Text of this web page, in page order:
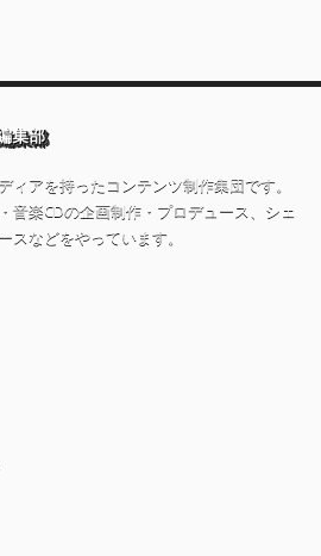
集部
ィアを持ったコンテンツ制作集団です。
音楽CDの企画制作・プロデュース、シェ
スなどをやっています。